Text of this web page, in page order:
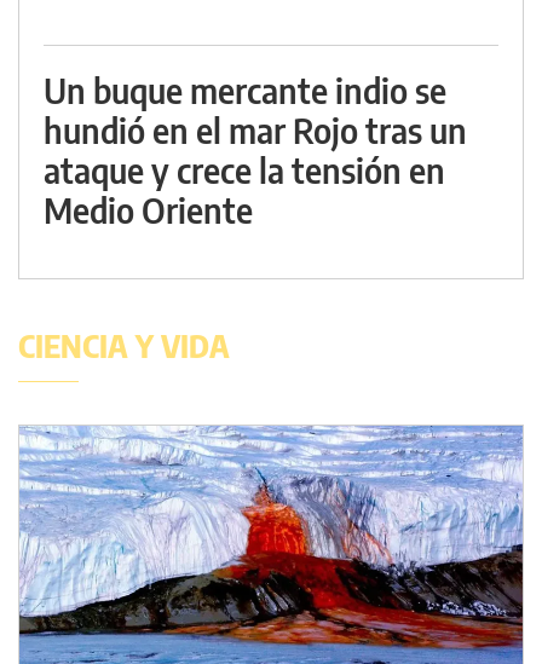
Un buque mercante indio se
hundió en el mar Rojo tras un
ataque y crece la tensión en
Medio Oriente
CIENCIA Y VIDA